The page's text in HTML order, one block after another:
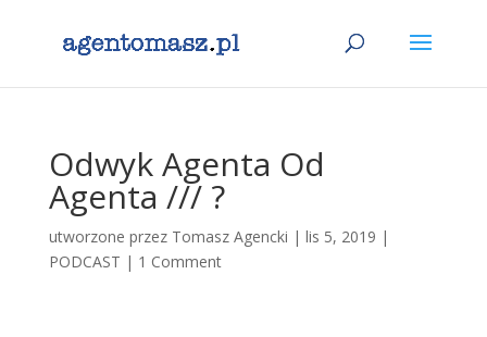
Odwyk Agenta Od
Agenta /// ?
utworzone przez Tomasz Agencki | lis 5, 2019 |
PODCAST | 1 Comment